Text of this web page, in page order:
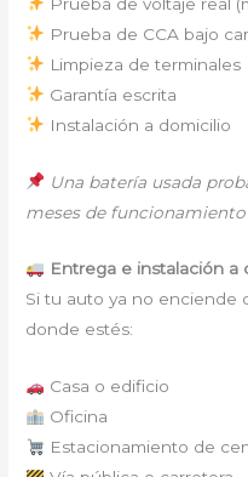
Prueba de CCA bajo
Limpieza de terminales
Garantía escrita
Instalación a domicilio
Una batería usada
meses de funcionamiento
Entrega e instalación a
Si tu auto ya no enciende
donde estés:
Casa o edificio
Oficina
Estacionamiento de